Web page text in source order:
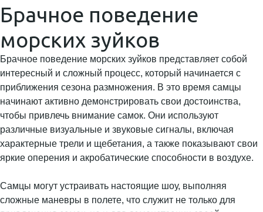
Брачное поведение
морских зуйков
Брачное поведение морских зуйков представляет собой
интересный и сложный процесс, который начинается с
приближения сезона размножения. В это время самцы
начинают активно демонстрировать свои достоинства,
чтобы привлечь внимание самок. Они используют
различные визуальные и звуковые сигналы, включая
характерные трели и щебетания, а также показывают свои
яркие оперения и акробатические способности в воздухе.
Самцы могут устраивать настоящие шоу, выполняя
сложные маневры в полете, что служит не только для